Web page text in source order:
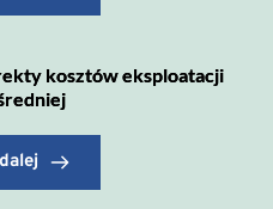
kosztów eksploatacji